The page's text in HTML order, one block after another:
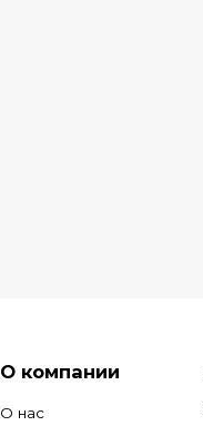
О компании
О нас